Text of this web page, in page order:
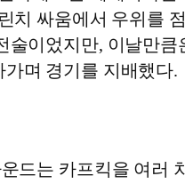
치 싸움에서 우위를
술이었지만, 이날만큼
며 경기를 지배했다.
드는 카프킥을 여러